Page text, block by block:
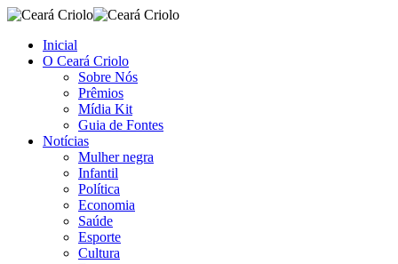
Inicial
O Ceará Criolo
Sobre Nós
Prêmios
Mídia Kit
Guia de Fontes
Notícias
Mulher negra
Infantil
Política
Economia
Saúde
Esporte
Cultura